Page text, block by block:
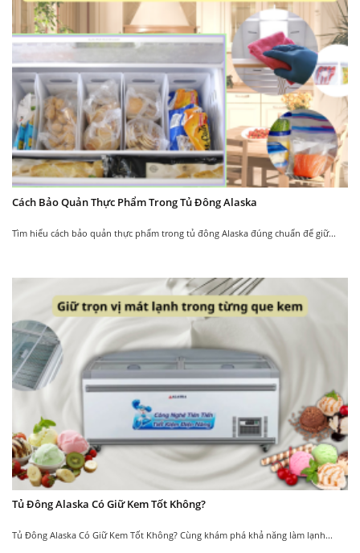
Tủ đông Alaska KN-
650
38.850.000
New
Tủ đông Alaska SC-
950Y dung tích 950L
39.000.000
New
Tủ đông Alaska KN-
450
30.850.000₫
35.850.000₫
New
Tủ đông Alaska KN-
400
18.750.000₫
Cách Bảo Quản Thực Phẩm Trong Tủ Đông Alaska
Tìm hiểu cách bảo quản thực phẩm trong tủ đông Alaska đúng chuẩn để giữ...
Tủ Đông Alaska Có Giữ Kem Tốt Không?
Tủ Đông Alaska Có Giữ Kem Tốt Không? Cùng khám phá khả năng làm lạnh...